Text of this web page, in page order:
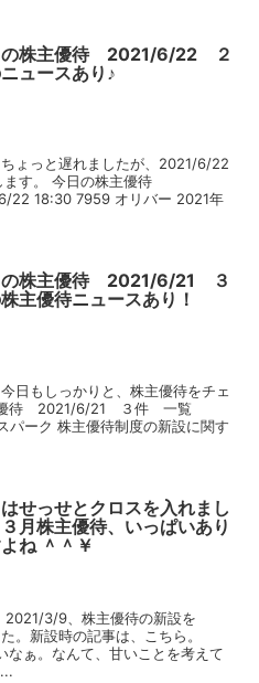
の株主優待 2021/6/22 ２
ュースあり♪
ょっと遅れましたが、2021/6/22
ます。 今日の株主優待
18:30 7959 オリバー 2021年
の株主優待 2021/6/21 ３
主優待ニュースあり！
日もしっかりと、株主優待をチェ
優待 2021/6/21 ３件 一覧
ーク 株主優待制度の新設に関す
せっせとクロスを入れまし
月株主優待、いっぱいあり
ね ＾＾￥
2021/3/9、株主優待の新設を
新設時の記事は、こちら。
ぁ。なんて、甘いことを考えて